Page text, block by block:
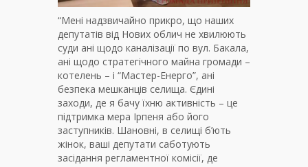
“Мені надзвичайно прикро, що наших
депутатів від Нових облич не хвилюють
суди ані щодо каналізації по вул. Бакала,
ані щодо стратегічного майна громади –
котелень – і “Мастер-Енерго”, ані
безпека мешканців селища. Єдині
заходи, де я бачу їхню активність – це
підтримка мера Ірпеня або його
заступників. Шановні, в селищі б’ють
жінок, ваші депутати саботують
засідання регламентної комісії, де